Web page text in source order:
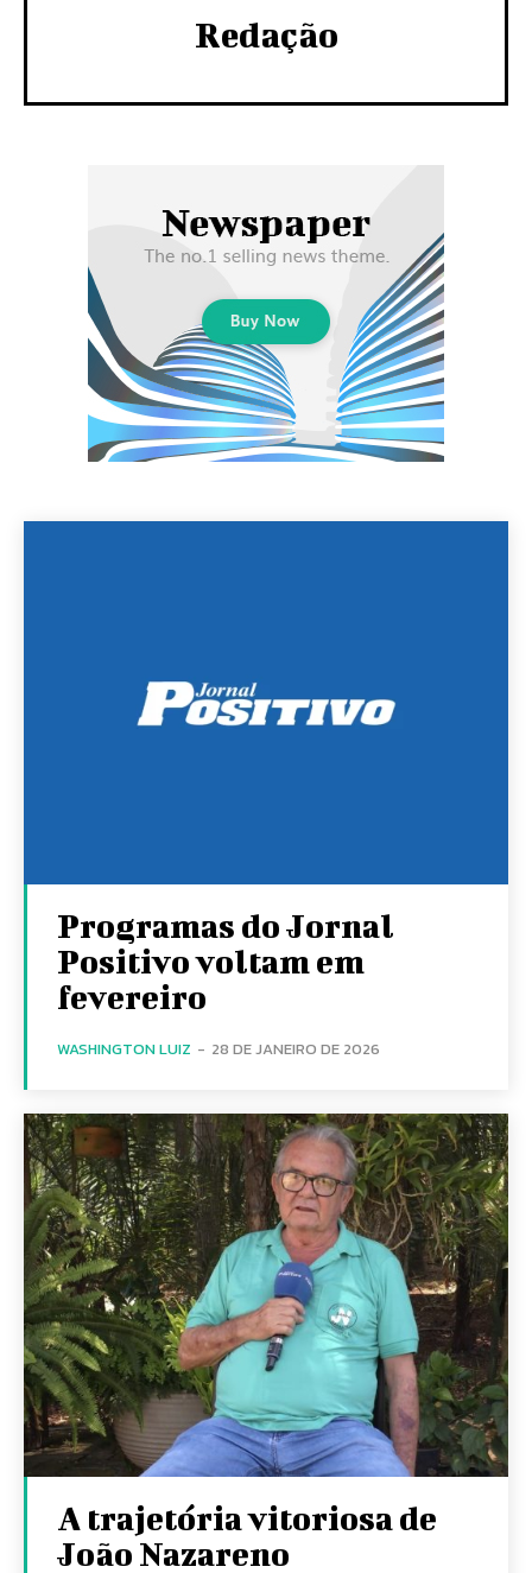
Redação
Programas do Jornal
Positivo voltam em
fevereiro
WASHINGTON LUIZ - 28 DE JANEIRO DE 2026
A trajetória vitoriosa de
João Nazareno